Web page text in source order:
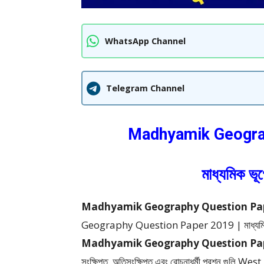
WhatsApp Channel
Telegram Channel
Madhyamik
মাধ্যমিক
Madhyamik Geography Question
Geography Question Paper 2019 |
Madhyamik Geography Question